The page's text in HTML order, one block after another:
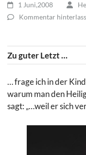
1 Juni,2008
Kommentar
Zu guter Letzt …
… frage ich in der
warum man den
sagt: „…weil er sich